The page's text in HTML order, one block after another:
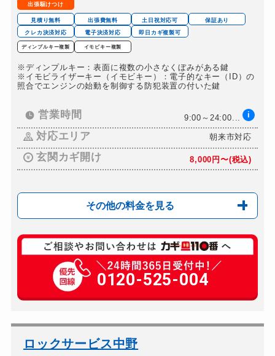
出張駆けつけ
見積り無料 出張費無料 土日祝対応可
保証あり
クレカ決済対応
電子決済対応 即日カギ複製可
ディンプルキー複製 イモビキー複製
※ディンプルキー：表面に複数の小さなくぼみがある鍵
※イモビライザーキー（イモビキー）：電子的なキー（ID）の
照合でエンジンの始動を制御する防犯装置の付いた鍵
営業時間 9:00～24:00... i
対応エリア 朝来市対応
玄関カギ開け 8,000円〜(税込)
その他の料金を見る
玄関カギ修理 8,000円〜(税込)
玄関カギ作成 10,000円〜(税込)
玄関カギ交換 10,000円〜(税込)
バイクカギ開け
0120-525-004
ロックサービス中野